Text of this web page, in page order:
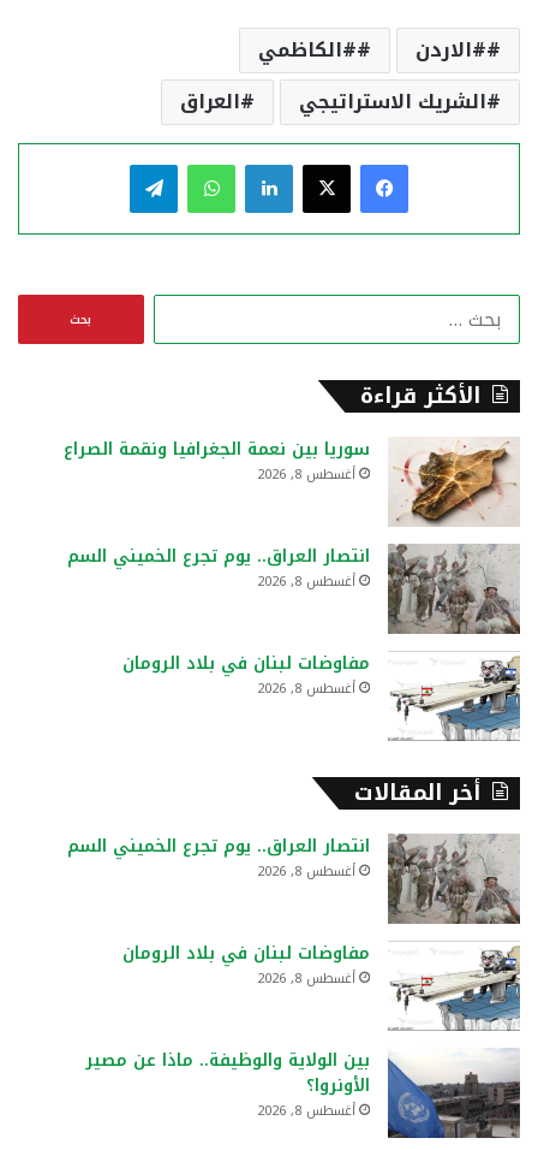
#الاردن
#الكاظمي
الشريك الاستراتيجي
العراق
فيسبوك لينكدإن واتساب
ن
الأكثر قراءة
سوريا بين نعمة الجغرافيا ونقمة الصراع
أغسطس 8, 2026
انتصار العراق.. يوم تجرع الخميني السم
أغسطس 8, 2026
مفاوضات لبنان في بلاد الرومان
أغسطس 8, 2026
أخر المقالات
انتصار العراق.. يوم تجرع الخميني السم
أغسطس 8, 2026
مفاوضات لبنان في بلاد الرومان
أغسطس 8, 2026
بين الولاية والوظيفة.. ماذا عن مصير
الأونروا؟
أغسطس 8, 2026